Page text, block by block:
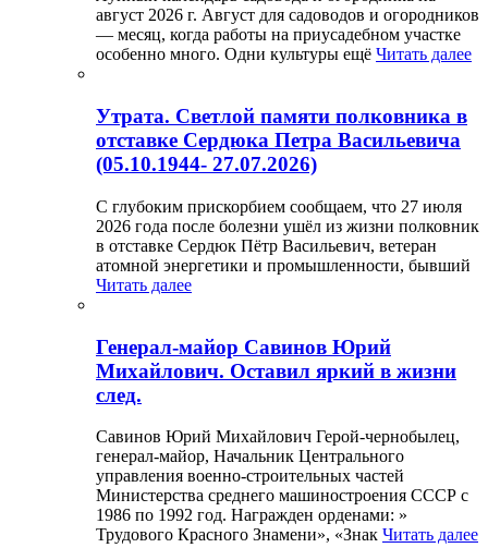
август 2026 г. Август для садоводов и огородников
— месяц, когда работы на приусадебном участке
особенно много. Одни культуры ещё Читать далее
Утрата. Светлой памяти полковника в
отставке Сердюка Петра Васильевича
(05.10.1944- 27.07.2026)
С глубоким прискорбием сообщаем, что 27 июля
2026 года после болезни ушёл из жизни полковник
в отставке Сердюк Пётр Васильевич, ветеран
атомной энергетики и промышленности, бывший
Читать далее
Генерал-майор Савинов Юрий
Михайлович. Оставил яркий в жизни
след.
Савинов Юрий Михайлович Герой-чернобылец,
генерал-майор, Начальник Центрального
управления военно-строительных частей
Министерства среднего машиностроения СССР с
1986 по 1992 год. Награжден орденами: »
Трудового Красного Знамени», «Знак Читать далее